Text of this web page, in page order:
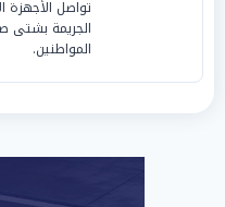
تواصل الأجهزة
الجريمة بشتى
المواطنين.